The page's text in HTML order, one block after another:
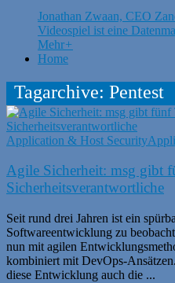
Jonathan Zwaan, CEO
Videospiel ist eine
Mehr+
Home
Tagarchive: Pentest
Application & Host Security
Agile Sicherheit: msg gibt
Sicherheitsverantwortliche
Seit rund drei Jahren ist ein
Softwareentwicklung zu
nun mit agilen
kombiniert mit DevOps-​
diese Entwicklung auch die ...